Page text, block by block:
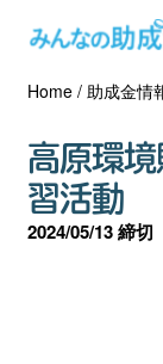
助成金を探す
士業の方へ
助成金コラム
Home/ 助成金情
高原環
習活動
2024/05/13 締切